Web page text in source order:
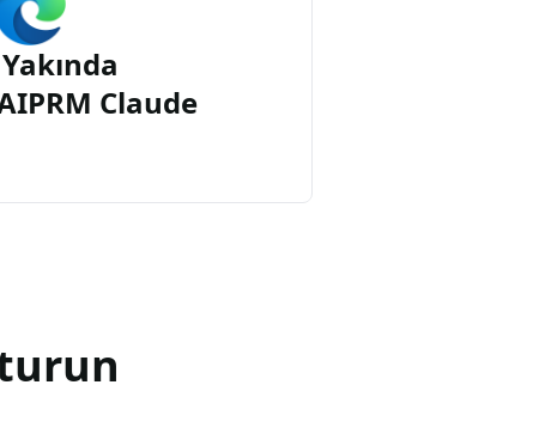
Claude